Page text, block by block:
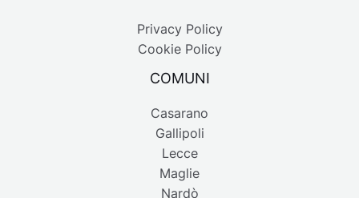
Privacy Policy
Cookie Policy
COMUNI
Casarano
Gallipoli
Lecce
Maglie
Nardò